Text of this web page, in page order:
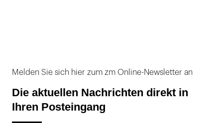
Melden Sie sich hier zum zm Online-Newsletter an
Die aktuellen Nachrichten direkt in
Ihren Posteingang